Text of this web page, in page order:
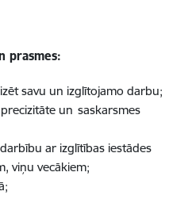
prasmes:
savu un izglītojamo darbu;
un saskarsmes
ību ar izglītības iestādes
viņu vecākiem;
;